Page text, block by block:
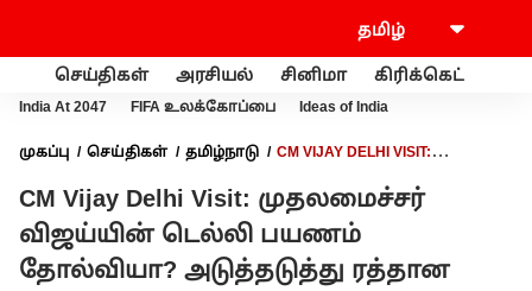
செய்திகள் அரசியல் சினிமா கிரிக்கெட்
India At 2047 FIFA உலக்கோப்பை Ideas of India
முகப்பு செய்திகள் தமிழ்நாடு
CM VIJAY DELHI VISIT:
அடுத்தடுத்து ரத்தான சந்திப்புகள்!
CM Vijay Delhi Visit: முதலமைச்சர்
விஜய்யின் டெல்லி பயணம்
தோல்வியா? அடுத்தடுத்து ரத்தான